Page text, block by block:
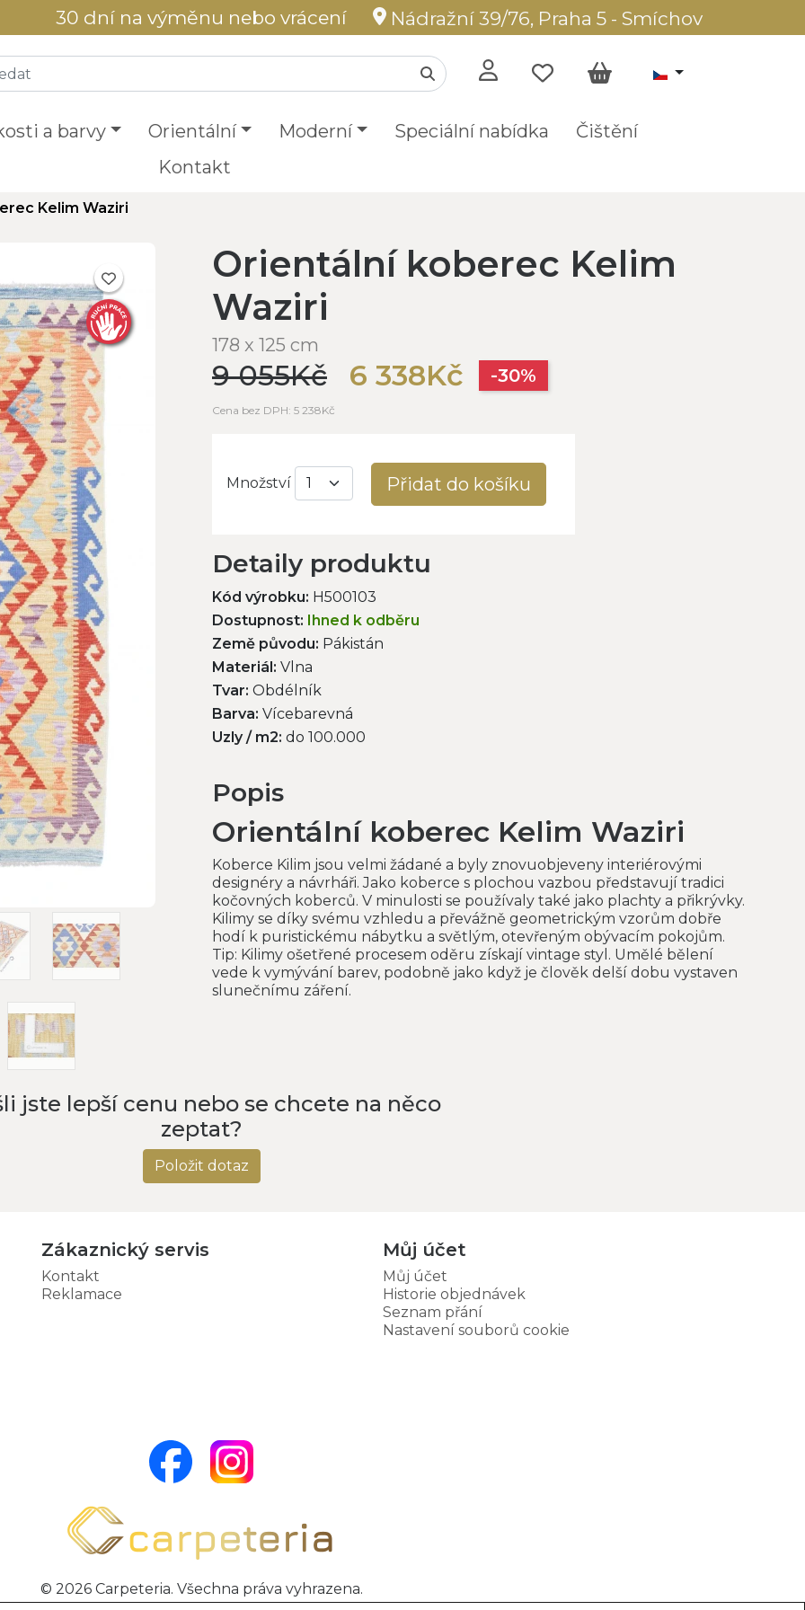
30 dní na výměnu nebo vrácení Nádražní 39/76, Praha 5 - Smíchov
a barvy Orientální Moderní Speciální nabídka
Čištění
Kontakt
Kelim Waziri
Orientální koberec Kelim
Waziri
178 x 125 cm
9 055Kč 6 338Kč -30%
Cena bez DPH: 5 238Kč
Množství Přidat do košíku
Detaily produktu
Kód výrobku: H500103
Dostupnost:
Ihned k odběru
Země původu: Pákistán
Materiál: Vlna
Tvar: Obdélník
Barva: Vícebarevná
Uzly / m2: do 100.000
Popis
Orientální koberec Kelim Waziri
Koberce Kilim jsou velmi žádané a byly znovuobjeveny interiérovými
designéry a návrháři. Jako koberce s plochou vazbou představují tradici
kočovných koberců. V minulosti se používaly také jako plachty a přikrývky.
Kilimy se díky svému vzhledu a převážně geometrickým vzorům dobře
hodí k puristickému nábytku a světlým, otevřeným obývacím pokojům.
Tip: Kilimy ošetřené procesem oděru získají vintage styl. Umělé bělení
vede k vymývání barev, podobně jako když je člověk delší dobu vystaven
slunečnímu záření.
jste lepší cenu nebo se chcete na něco
zeptat?
Položit dotaz
Zákaznický servis
Kontakt
Reklamace
Můj účet
Můj účet
Historie objednávek
Seznam přání
Nastavení souborů cookie
© 2026 Carpeteria. Všechna práva vyhrazena.